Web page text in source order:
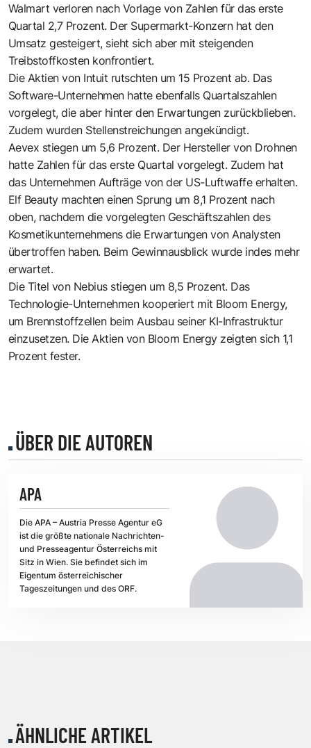
Walmart verloren nach Vorlage von Zahlen für das erste
Quartal 2,7 Prozent. Der Supermarkt-Konzern hat den
Umsatz gesteigert, sieht sich aber mit steigenden
Treibstoffkosten konfrontiert.
Die Aktien von Intuit rutschten um 15 Prozent ab. Das
Software-Unternehmen hatte ebenfalls Quartalszahlen
vorgelegt, die aber hinter den Erwartungen zurückblieben.
Zudem wurden Stellenstreichungen angekündigt.
Aevex stiegen um 5,6 Prozent. Der Hersteller von Drohnen
hatte Zahlen für das erste Quartal vorgelegt. Zudem hat
das Unternehmen Aufträge von der US-Luftwaffe erhalten.
Elf Beauty machten einen Sprung um 8,1 Prozent nach
oben, nachdem die vorgelegten Geschäftszahlen des
Kosmetikunternehmens die Erwartungen von Analysten
übertroffen haben. Beim Gewinnausblick wurde indes mehr
erwartet.
Die Titel von Nebius stiegen um 8,5 Prozent. Das
Technologie-Unternehmen kooperiert mit Bloom Energy,
um Brennstoffzellen beim Ausbau seiner KI-Infrastruktur
einzusetzen. Die Aktien von Bloom Energy zeigten sich 1,1
Prozent fester.
ÜBER DIE AUTOREN
APA
Die APA – Austria Presse Agentur eG
ist die größte nationale Nachrichten-
und Presseagentur Österreichs mit
Sitz in Wien. Sie befindet sich im
Eigentum österreichischer
Tageszeitungen und des ORF.
ÄHNLICHE ARTIKEL